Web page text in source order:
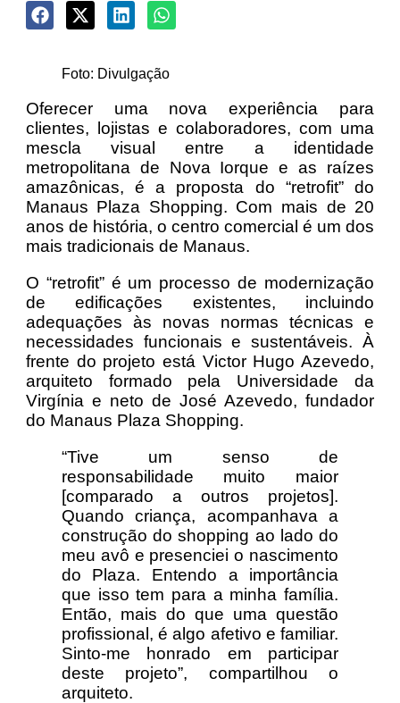
Foto: Divulgação
Oferecer uma nova experiência para
clientes, lojistas e colaboradores, com uma
mescla visual entre a identidade
metropolitana de Nova Iorque e as raízes
amazônicas, é a proposta do “retrofit” do
Manaus Plaza Shopping. Com mais de 20
anos de história, o centro comercial é um dos
mais tradicionais de Manaus.
O “retrofit” é um processo de modernização
de edificações existentes, incluindo
adequações às novas normas técnicas e
necessidades funcionais e sustentáveis. À
frente do projeto está Victor Hugo Azevedo,
arquiteto formado pela Universidade da
Virgínia e neto de José Azevedo, fundador
do Manaus Plaza Shopping.
“Tive um senso de
responsabilidade muito maior
[comparado a outros projetos].
Quando criança, acompanhava a
construção do shopping ao lado do
meu avô e presenciei o nascimento
do Plaza. Entendo a importância
que isso tem para a minha família.
Então, mais do que uma questão
profissional, é algo afetivo e familiar.
Sinto-me honrado em participar
deste projeto”, compartilhou o
arquiteto.